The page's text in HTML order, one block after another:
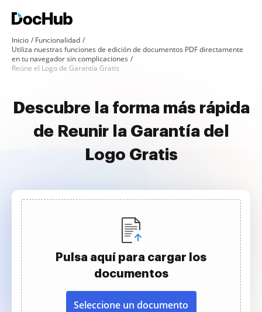
Inicio
Funcionalidad
Utiliza nuestras funciones de edición de documentos PDF directamente
en tu navegador sin complicaciones
Reúne el Logo de Garantía Gratis
Descubre la forma más rápida
de Reunir la Garantía del
Logo Gratis
Pulsa aquí para cargar los
documentos
Seleccione un documento